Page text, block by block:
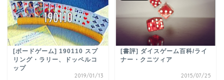
[ボードゲーム] 190110 スプ
リング・ラリー、ドッペルコ
ップ
2019/01/13
[書評] ダイスゲーム百科/ライ
ナー・クニツィア
2015/07/25